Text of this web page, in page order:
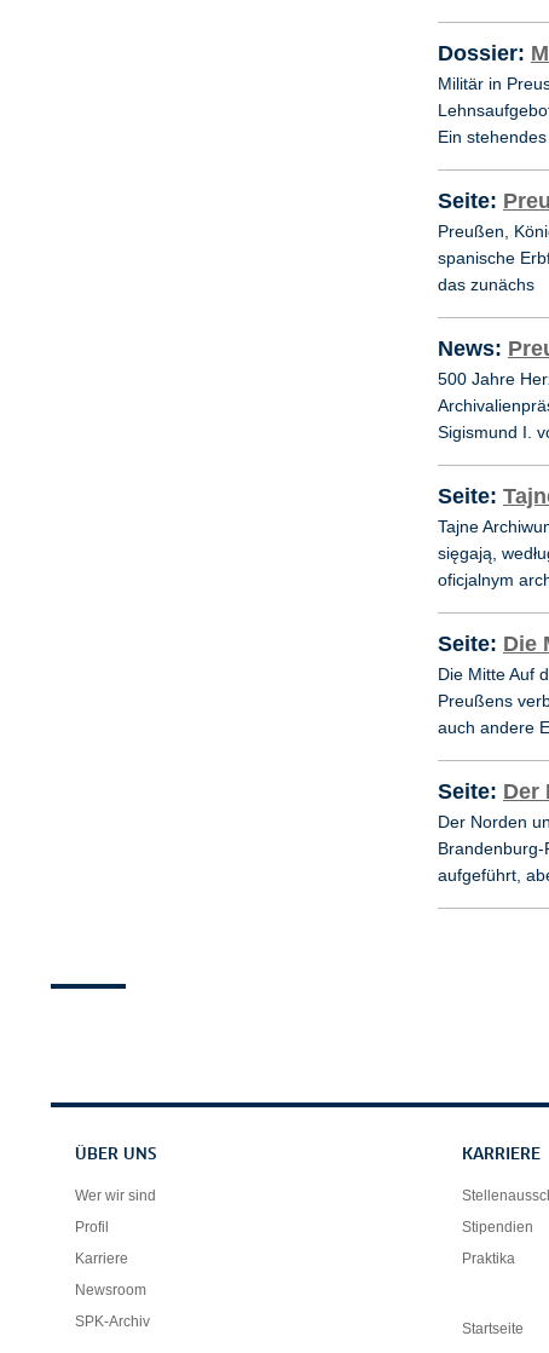
Dossier:
Militär in
Ein
Seite:
Preußen,
spanische
das zunächs
News:
500 Jahre
Sigismund I.
Seite:
Tajne
sięgają,
oficjalnym
Seite: Die
Die Mitte Auf
Preußens
auch andere
Seite: Der
Der Norden
aufgeführt,
Servicenavigation
ÜBER UNS
Wer wir sind
Profil
Karriere
Newsroom
SPK-Archiv
KARRIERE
Stipendien
Praktika
Startseite